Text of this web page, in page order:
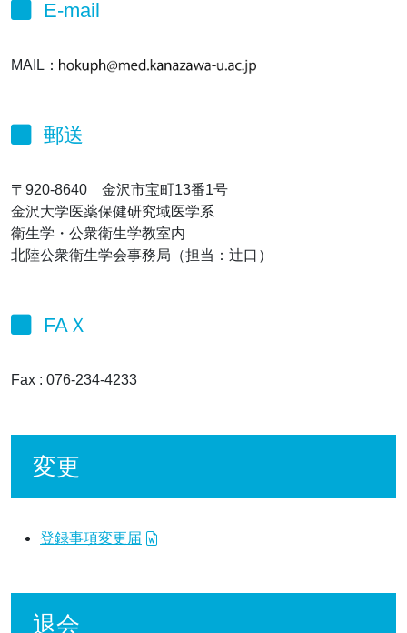
E-mail
MAIL：
郵送
〒920-8640 金沢市宝町13番1号
金沢大学医薬保健研究域医学系
衛生学・公衆衛生学教室内
北陸公衆衛生学会事務局（担当：辻口）
FAＸ
Fax : 076-234-4233
変更
登録事項変更届
退会